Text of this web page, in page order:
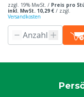
zzgl. 19% MwSt. / Preis pro
inkl. MwSt. 10,29 € / zzgl.
Versandkosten